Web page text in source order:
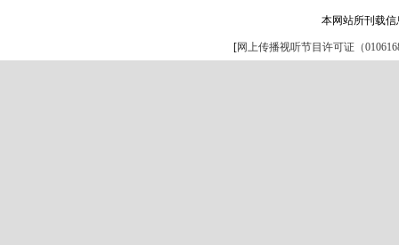
本网站所刊载
[网上传播视听节目许可证（